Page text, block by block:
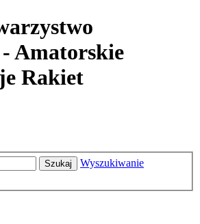
Amatorskie
Rakiet
Szukaj
Wyszukiwanie